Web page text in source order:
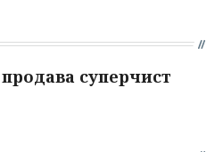
суперчист